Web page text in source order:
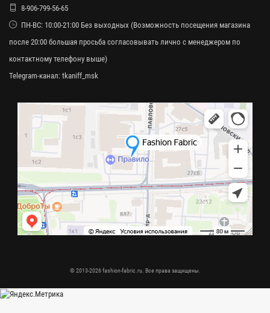
8-906-799-56-65
ПН-ВС: 10:00-21:00 Без выходных (Возможность посещения магазина
после 20:00 большая просьба согласовывать лично с менеджером по
контактному телефону выше)
Telegram-канал: tkaniff_msk
© 2013-2026 fashion-fabric.ru. Все права защищены.